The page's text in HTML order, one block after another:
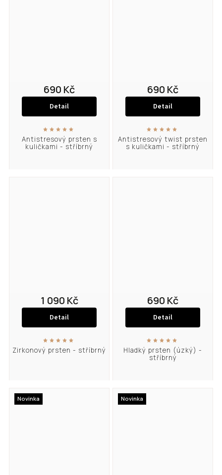
Antistresový prsten s
kuličkami - stříbrný
690 Kč
Detail
Antistresový twist prsten
s kuličkami - stříbrný
690 Kč
Detail
Zirkonový prsten - stříbrný
1 090 Kč
Detail
Hladký prsten (úzký) -
stříbrný
690 Kč
Detail
Novinka Novinka